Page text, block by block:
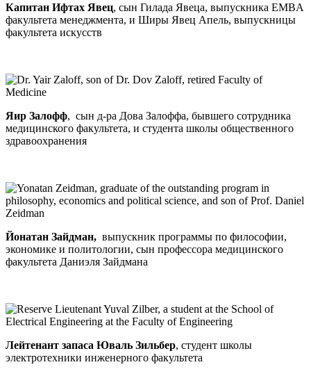
Капитан Ифтах Явец, сын Гилада Явеца, выпускника EMBA
факультета менеджмента, и Ширы Явец Апель, выпускницы
факультета искусств
Яир Залофф, сын д-ра Дова Залоффа, бывшего сотрудника
медицинского факультета, и студента школы общественного
здравоохранения
Йонатан Зайдман, выпускник программы по философии,
экономике и политологии, сын профессора медицинского
факультета Даниэля Зайдмана
Лейтенант запаса Юваль Зильбер, студент школы
электротехники инженерного факультета